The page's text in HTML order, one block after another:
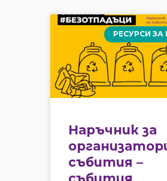
РЕСУРСИ ЗА
Наръчник за
събития –